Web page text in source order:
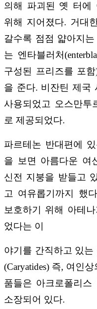
의해 파괴된 옛 터에
위해 지어졌다. 거대
갈수록 점점 얇아지
는 엔타블러처
구성된 프리즈를 포
을 준다. 비잔틴 제국
사용되었고 오스만투
로 제공되었다.
파르테논 반대편에
을 보면 아름다운 여
신전 지붕을 받들고
고 여유롭기까지 했
보호하기 위해 아테
었다는 이
야기를 간직하고 있
(Caryatides) 즉, 여인
품들은 아크로폴리스
소장되어 있다.